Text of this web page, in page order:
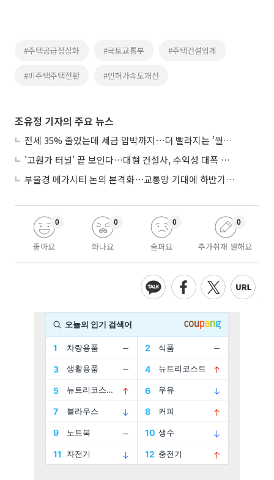
#주택공급정상화 #국토교통부 #주택건설업계
#비주택주택전환 #인허가속도개선
조유정 기자의 주요 뉴스
전세 35% 줄었는데 세금 압박까지⋯더 빨라지는 '월세화'
'고원가 터널' 끝 보인다…대형 건설사, 수익성 대폭 개선
부울경 메가시티 논의 본격화⋯교통망 기대에 하반기 분양시장 '주목'
좋아요
0
화나요
0
슬퍼요
0
추가취재 원해요
0